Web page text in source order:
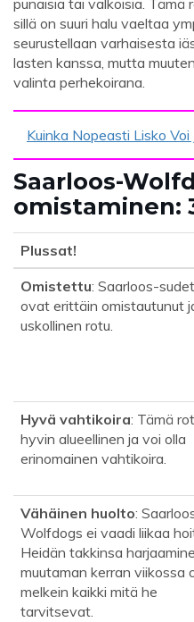
punaisia ​​tai valkoisia. Tämä
sillä on suuri halu vaeltaa
seurustellaan varhaisesta
lasten kanssa, mutta
valinta perhekoirana.
Kuinka Nopeasti Lisko Voi
Saarloos-
omistaminen:
Plussat!
Omistettu: Saarloos-sudet
ovat erittäin omistautunut
uskollinen rotu.
Hyvä vahtikoira: Tämä
hyvin alueellinen ja voi olla
erinomainen vahtikoira.
Vähäinen huolto:
Wolfdogs ei vaadi liikaa
Heidän takkinsa
muutaman kerran viikossa
melkein kaikki mitä he
tarvitsevat.